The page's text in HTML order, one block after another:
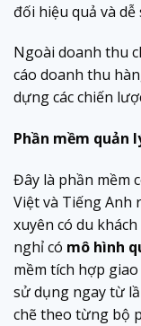
đối hiệu quả và dễ
Ngoài doanh thu
cáo doanh thu
dựng các chiến
Phần mềm quản
Đây là phần mềm
Việt và Tiếng Anh
xuyên có du
nghỉ có mô hình
mềm tích hợp
sử dụng ngay từ
chẽ theo từng bộ